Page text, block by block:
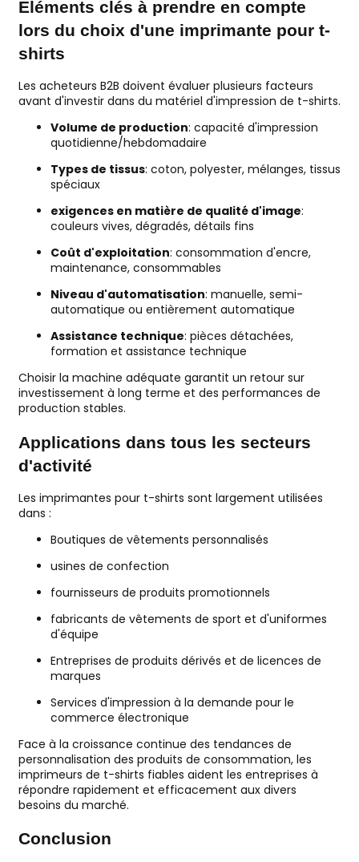
Éléments clés à prendre en compte
lors du choix d'une imprimante pour t-
shirts
Les acheteurs B2B doivent évaluer plusieurs facteurs
avant d'investir dans du matériel d'impression de t-shirts.
Volume de production: capacité d'impression
quotidienne/hebdomadaire
Types de tissus: coton, polyester, mélanges, tissus
spéciaux
exigences en matière de qualité d'image:
couleurs vives, dégradés, détails fins
Coût d'exploitation: consommation d'encre,
maintenance, consommables
Niveau d'automatisation: manuelle, semi-
automatique ou entièrement automatique
Assistance technique: pièces détachées,
formation et assistance technique
Choisir la machine adéquate garantit un retour sur
investissement à long terme et des performances de
production stables.
Applications dans tous les secteurs
d'activité
Les imprimantes pour t-shirts sont largement utilisées
dans :
Boutiques de vêtements personnalisés
usines de confection
fournisseurs de produits promotionnels
fabricants de vêtements de sport et d'uniformes
d'équipe
Entreprises de produits dérivés et de licences de
marques
Services d'impression à la demande pour le
commerce électronique
Face à la croissance continue des tendances de
personnalisation des produits de consommation, les
imprimeurs de t-shirts fiables aident les entreprises à
répondre rapidement et efficacement aux divers
besoins du marché.
Conclusion